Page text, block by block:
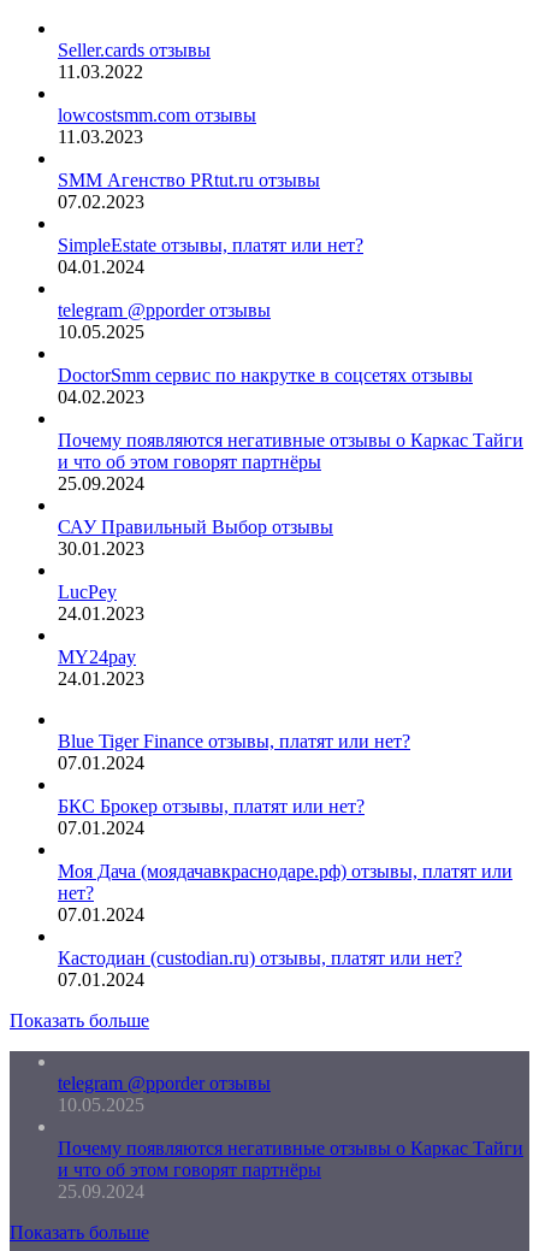
Seller.cards отзывы
11.03.2022
lowcostsmm.com отзывы
11.03.2023
SMM Агенство PRtut.ru отзывы
07.02.2023
SimpleEstate отзывы, платят или нет?
04.01.2024
telegram @pporder отзывы
10.05.2025
DoctorSmm сервис по накрутке в соцсетях отзывы
04.02.2023
Почему появляются негативные отзывы о Каркас Тайги
и что об этом говорят партнёры
25.09.2024
САУ Правильный Выбор отзывы
30.01.2023
LucPey
24.01.2023
MY24pay
24.01.2023
Blue Tiger Finance отзывы, платят или нет?
07.01.2024
БКС Брокер отзывы, платят или нет?
07.01.2024
Моя Дача (моядачавкраснодаре.рф) отзывы, платят или
нет?
07.01.2024
Кастодиан (custodian.ru) отзывы, платят или нет?
07.01.2024
Показать больше
telegram @pporder отзывы
10.05.2025
Почему появляются негативные отзывы о Каркас Тайги
и что об этом говорят партнёры
25.09.2024
Показать больше